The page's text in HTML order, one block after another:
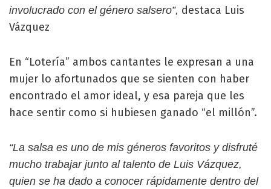
involucrado con el género salsero”, destaca Luis
Vázquez
En “Lotería” ambos cantantes le expresan a una
mujer lo afortunados que se sienten con haber
encontrado el amor ideal, y esa pareja que les
hace sentir como si hubiesen ganado “el millón”.
“La salsa es uno de mis géneros favoritos y disfruté
mucho trabajar junto al talento de Luis Vázquez,
quien se ha dado a conocer rápidamente dentro del